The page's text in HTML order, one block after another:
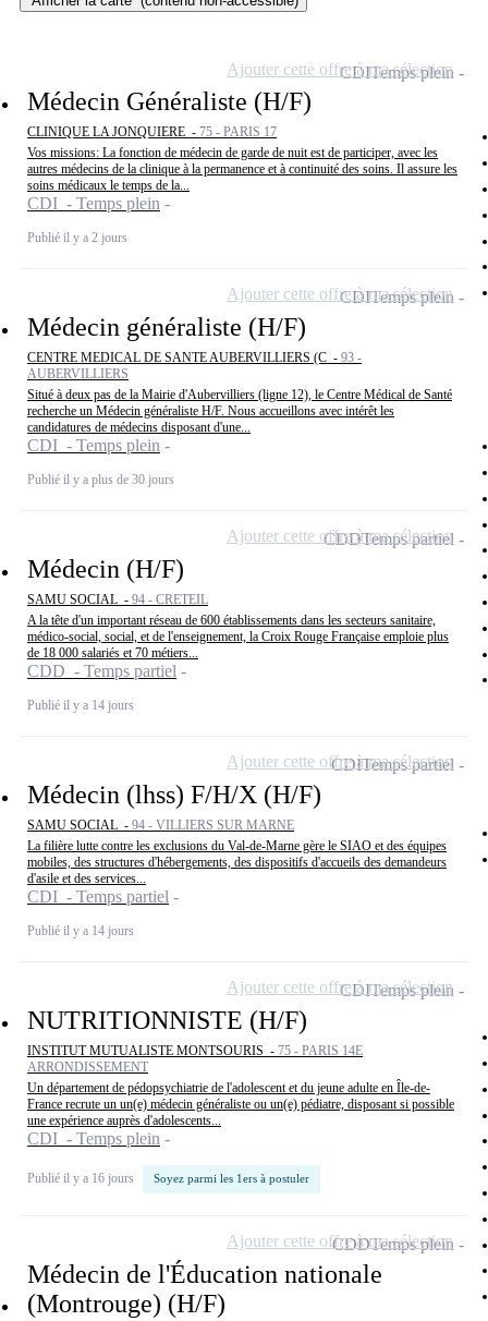
Médecin Généraliste (H/F)
CLINIQUE LA JONQUIERE - 75 - PARIS 17
Vos missions: La fonction de médecin de garde de nuit est de participer, avec les
autres médecins de la clinique à la permanence et à continuité des soins. Il assure les
soins médicaux le temps de la...
CDI - Temps plein
Publié il y a 2 jours
CDITemps plein
Ajouter cette offre à ma sélection
Médecin généraliste (H/F)
CENTRE MEDICAL DE SANTE AUBERVILLIERS (C - 93 -
AUBERVILLIERS
Situé à deux pas de la Mairie d'Aubervilliers (ligne 12), le Centre Médical de Santé
recherche un Médecin généraliste H/F. Nous accueillons avec intérêt les
candidatures de médecins disposant d'une...
CDI - Temps plein
Publié il y a plus de 30 jours
CDITemps plein
Ajouter cette offre à ma sélection
Médecin (H/F)
SAMU SOCIAL - 94 - CRETEIL
A la tête d'un important réseau de 600 établissements dans les secteurs sanitaire,
médico-social, social, et de l'enseignement, la Croix Rouge Française emploie plus
de 18 000 salariés et 70 métiers...
CDD - Temps partiel
Publié il y a 14 jours
CDDTemps partiel
Ajouter cette offre à ma sélection
Médecin (lhss) F/H/X (H/F)
SAMU SOCIAL - 94 - VILLIERS SUR MARNE
La filière lutte contre les exclusions du Val-de-Marne gère le SIAO et des équipes
mobiles, des structures d'hébergements, des dispositifs d'accueils des demandeurs
d'asile et des services...
CDI - Temps partiel
Publié il y a 14 jours
CDITemps partiel
Ajouter cette offre à ma sélection
NUTRITIONNISTE (H/F)
INSTITUT MUTUALISTE MONTSOURIS - 75 - PARIS 14E
ARRONDISSEMENT
Un département de pédopsychiatrie de l'adolescent et du jeune adulte en Île-de-
France recrute un un(e) médecin généraliste ou un(e) pédiatre, disposant si possible
une expérience auprès d'adolescents...
CDI - Temps plein
Publié il y a 16 jours Soyez parmi les 1ers à postuler
CDITemps plein
Ajouter cette offre à ma sélection
Médecin de l'Éducation nationale
(Montrouge) (H/F)
CDDTemps plein
Ajouter cette offre à ma sélection